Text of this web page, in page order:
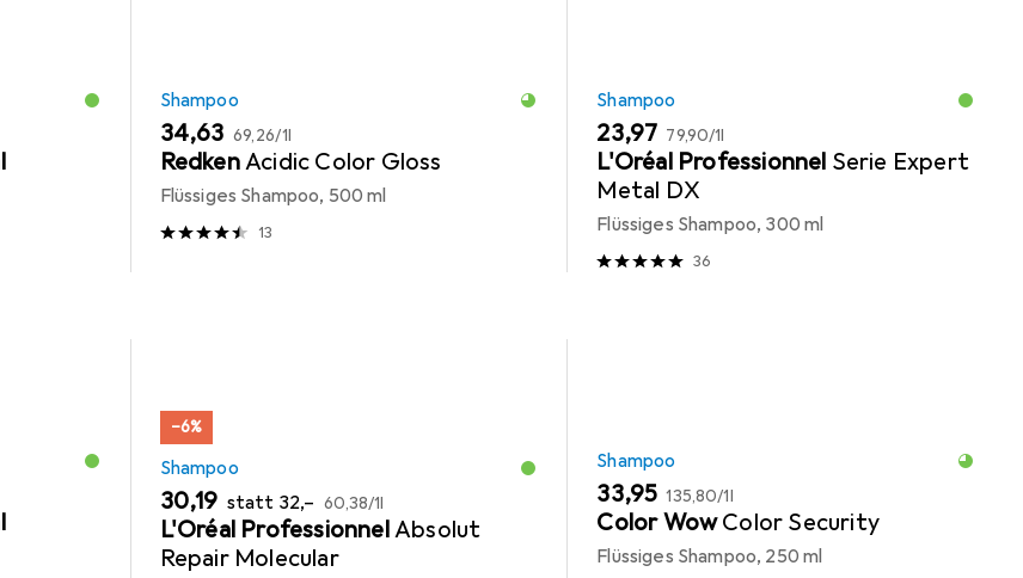
Shampoo
EUR
34,63 EUR
69,26/1l
RedkenAcidic Color Gloss
Flüssiges Shampoo, 500 ml
13
Shampoo
EUR
23,97 EUR
79,90/1l
L'Oréal Professionnel Serie Expert
Metal DX
Flüssiges Shampoo, 300 ml
36
−6%
Shampoo
EUR
30,19 statt EUR
32,– EUR
60,38/1l
L'Oréal ProfessionnelAbsolut
Repair Molecular
Shampoo
EUR
33,95 EUR
135,80/1l
Color WowColor Security
Flüssiges Shampoo, 250 ml